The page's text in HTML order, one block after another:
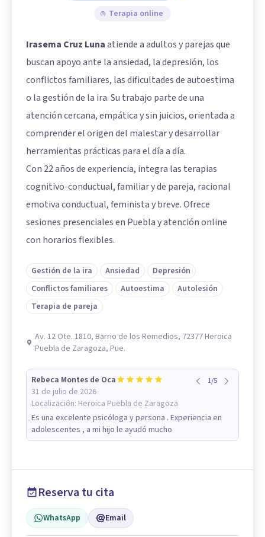
Terapia online
Irasema Cruz Lunaatiende a adultos y parejas que
buscan apoyo ante la ansiedad, la depresión, los
conflictos familiares, las dificultades de autoestima
o la gestión de la ira. Su trabajo parte de una
atención cercana, empática y sin juicios, orientada a
comprender el origen del malestar y desarrollar
herramientas prácticas para el día a día.
Con 22 años de experiencia, integra las terapias
cognitivo-conductual, familiar y de pareja, racional
emotiva conductual, feminista y breve. Ofrece
sesiones presenciales en Puebla y atención online
con horarios flexibles.
Gestión de la ira Ansiedad
Depresión
Conflictos familiares
Autoestima
Autolesión
Terapia de pareja
Av. 12 Ote. 1810, Barrio de los Remedios, 72377 Heroica
Puebla de Zaragoza, Pue.
Rebeca Montes de Oca
31 de julio de 2026
Localización: Heroica Puebla de Zaragoza
1/5
Es una excelente psicóloga y persona . Experiencia en
adolescentes , a mi hijo le ayudó mucho
Reserva tu cita
WhatsApp Email